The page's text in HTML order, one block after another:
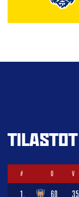
TILASTOT
# O V
1. 60 35